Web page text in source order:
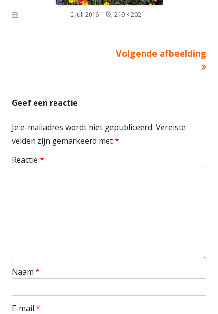
Gepubliceerd op2 juli 2016
Volledige
219 × 202
Volgende afbeelding
Geef een reactie
Je e-mailadres wordt niet gepubliceerd. Vereiste
velden zijn gemarkeerd met*
Reactie *
Naam *
E-mail *